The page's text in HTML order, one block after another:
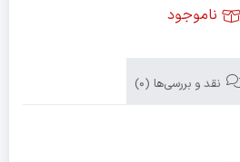
ناموجود
نقد و بررسی‌ها (0)